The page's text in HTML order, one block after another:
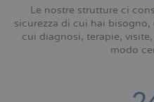
Le nostre strutture ci
sicurezza di cui hai bisogno,
cui diagnosi, terapie,
modo